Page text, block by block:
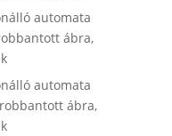
automata
ábra,
automata
robbantott ábra,